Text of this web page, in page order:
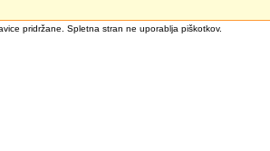
pridržane. Spletna stran ne uporablja piškotkov.